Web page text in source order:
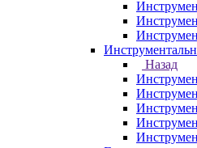
Назад